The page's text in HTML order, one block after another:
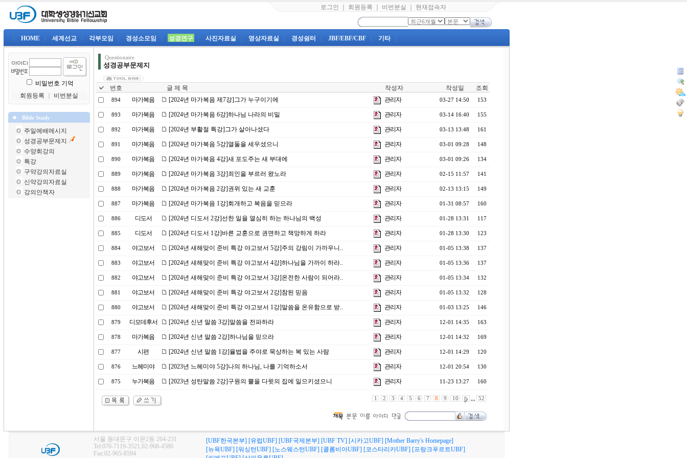
로그인 회원등록 비번분실 현재접속자
HOME 세계선교 각부모임 경성소모임 성경연구 사진자료실 영상자료실 경성쉼터 JBF/EBF/CBF 기타
비밀번호 기억
회원등록
비번분실
Bible Study
주일예배메시지
성경공부문제지
수양회강의
특강
구약강의자료실
신약강의자료실
강의안책자
Questionaire
성경공부문제지
번호 글 제 목 작성자 작성일 조회
894 마가복음 [2024년 마가복음 제7강]그가 누구이기에 관리자 03-27 14:50 153
893 마가복음 [2024년 마가복음 6강]하나님 나라의 비밀 관리자 03-14 16:40 155
892 마가복음 [2024년 부활절 특강]그가 살아나셨다 관리자 03-13 13:48 161
891 마가복음 [2024년 마가복음 5강]열둘을 세우셨으니 관리자 03-01 09:28 148
890 마가복음 [2024년 마가복음 4강]새 포도주는 새 부대에 관리자 03-01 09:26 134
889 마가복음 [2024년 마가복음 3강]죄인을 부르러 왔노라 관리자 02-15 11:57 141
888 마가복음 [2024년 마가복음 2강]권위 있는 새 교훈 관리자 02-13 13:15 149
887 마가복음 [2024년 마가복음 1강]회개하고 복음을 믿으라 관리자 01-31 08:57 160
886 디도서 [2024년 디도서 2강]선한 일을 열심히 하는 하나님의 백성 관리자 01-28 13:31 117
885 디도서 [2024년 디도서 1강]바른 교훈으로 권면하고 책망하게 하라 관리자 01-28 13:30 123
884 야고보서 [2024년 새해맞이 준비 특강 야고보서 5강]주의 강림이 가까우니.. 관리자 01-05 13:38 137
883 야고보서 [2024년 새해맞이 준비 특강 야고보서 4강]하나님을 가까이 하라.. 관리자 01-05 13:36 137
882 야고보서 [2024년 새해맞이 준비 특강 야고보서 3강]온전한 사람이 되어라.. 관리자 01-05 13:34 132
881 야고보서 [2024년 새해맞이 준비 특강 야고보서 2강]참된 믿음 관리자 01-05 13:32 128
880 야고보서 [2024년 새해맞이 준비 특강 야고보서 1강]말씀을 온유함으로 받.. 관리자 01-03 13:25 146
879 디모데후서 [2024년 신년 말씀 3강]말씀을 전파하라 관리자 12-01 14:35 163
878 마가복음 [2024년 신년 말씀 2강]하나님을 믿으라 관리자 12-01 14:32 169
877 시편 [2024년 신년 말씀 1강]율법을 주야로 묵상하는 복 있는 사람 관리자 12-01 14:29 120
876 느헤미야 [2023년 느헤미야 5강]나의 하나님, 나를 기억하소서 관리자 12-01 20:54 130
875 누가복음 [2023년 성탄말씀 2강]구원의 뿔을 다윗의 집에 일으키셨으니 관리자 11-23 13:27 160
1 2 3 4 5 6 7 8 9 10 ,,, 52
서울 동대문구 이문2동 264-231
Tel:070-7119-3521,02-968-4586
Fax:02-965-8594
[UBF한국본부] [유럽UBF] [UBF국제본부] [UBF TV] [시카고UBF] [Mother Barry's Homepage]
[뉴욕UBF] [워싱턴UBF] [노스웨스턴UBF] [콜롬비아UBF] [코스타리카UBF] [프랑크푸르트UBF]